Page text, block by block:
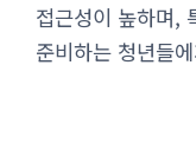
접근성이 높하며,
준비하는 청년들